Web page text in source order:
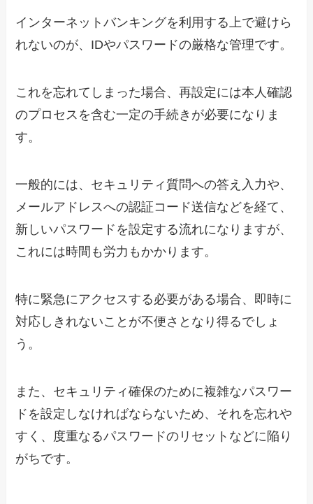
インターネットバンキングを利用する上で避けら
れないのが、IDやパスワードの厳格な管理です。
これを忘れてしまった場合、再設定には本人確認
のプロセスを含む一定の手続きが必要になりま
す。
一般的には、セキュリティ質問への答え入力や、
メールアドレスへの認証コード送信などを経て、
新しいパスワードを設定する流れになりますが、
これには時間も労力もかかります。
特に緊急にアクセスする必要がある場合、即時に
対応しきれないことが不便さとなり得るでしょ
う。
また、セキュリティ確保のために複雑なパスワー
ドを設定しなければならないため、それを忘れや
すく、度重なるパスワードのリセットなどに陥り
がちです。